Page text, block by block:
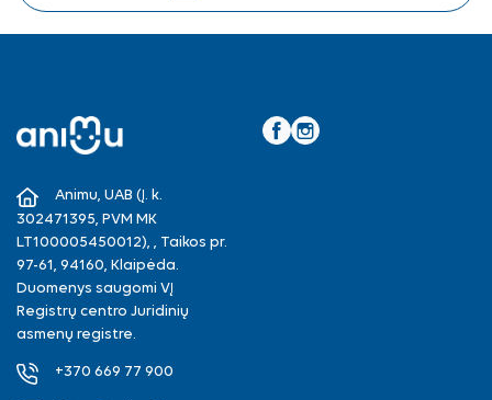
Animu, UAB (Į. k.
302471395, PVM MK
LT100005450012), , Taikos pr.
97-61, 94160, Klaipėda.
Duomenys saugomi VĮ
Registrų centro Juridinių
asmenų registre.
+370 669 77 900